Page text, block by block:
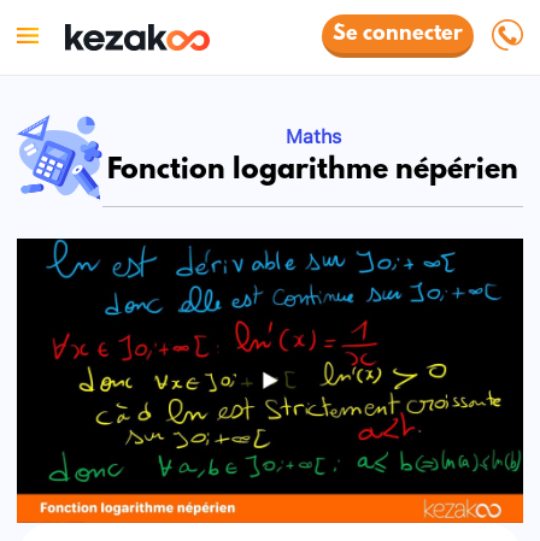
Se connecter
Maths
Fonction logarithme népérien